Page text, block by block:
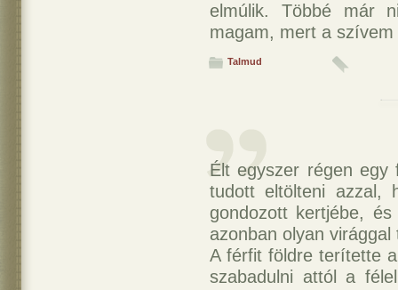
elmúlik. Többé már
magam, mert a
Talmud
Élt egyszer régen egy
tudott eltölteni azzal,
gondozott kertjébe,
azonban olyan
A férfit földre terítette
szabadulni attól a